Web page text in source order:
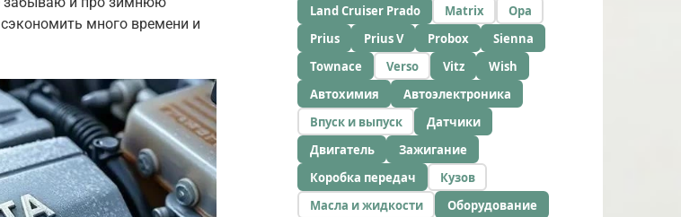
много времени и
Land Cruiser Prado
Matrix
Opa
Prius
Prius V Probox
Sienna
Townace
Verso Vitz
Wish
Автохимия
Автоэлектроника
Впуск и выпуск
Датчики
Двигатель
Зажигание
Коробка передач
Кузов
Масла и жидкости
Оборудование